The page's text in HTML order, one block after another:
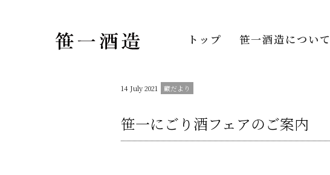
トップ 笹一酒造について
14 July 2021
笹一にごり酒フェアのご案内